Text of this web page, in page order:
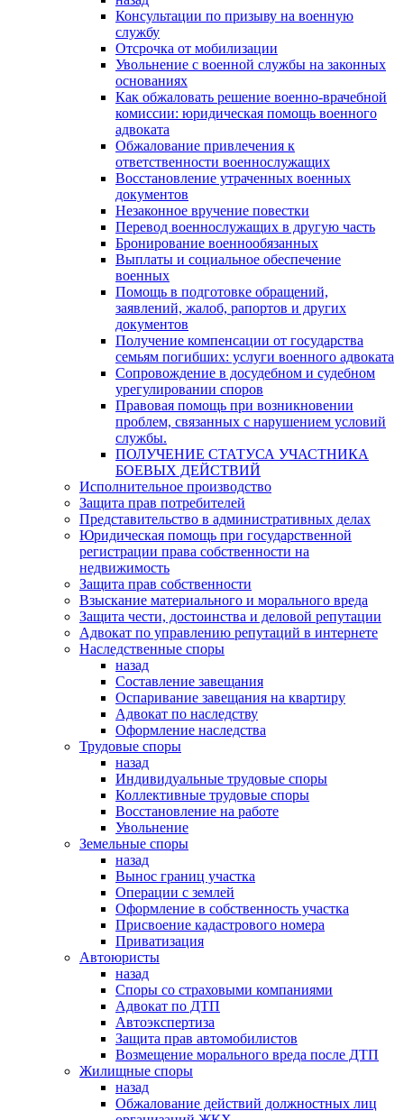
Консультации по призыву на военную
службу
Отсрочка от мобилизации
Увольнение с военной службы на законных
основаниях
Как обжаловать решение военно-врачебной
комиссии: юридическая помощь военного
адвоката
Обжалование привлечения к
ответственности военнослужащих
Восстановление утраченных военных
документов
Незаконное вручение повестки
Перевод военнослужащих в другую часть
Бронирование военнообязанных
Выплаты и социальное обеспечение
военных
Помощь в подготовке обращений,
заявлений, жалоб, рапортов и других
документов
Получение компенсации от государства
семьям погибших: услуги военного адвоката
Сопровождение в досудебном и судебном
урегулировании споров
Правовая помощь при возникновении
проблем, связанных с нарушением условий
службы.
ПОЛУЧЕНИЕ СТАТУСА УЧАСТНИКА
БОЕВЫХ ДЕЙСТВИЙ
Исполнительное производство
Защита прав потребителей
Представительство в административных делах
Юридическая помощь при государственной
регистрации права собственности на
недвижимость
Защита прав собственности
Взыскание материального и морального вреда
Защита чести, достоинства и деловой репутации
Адвокат по управлению репутаций в интернете
Наследственные споры
назад
Составление завещания
Оспаривание завещания на квартиру
Адвокат по наследству
Оформление наследства
Трудовые споры
назад
Индивидуальные трудовые споры
Коллективные трудовые споры
Восстановление на работе
Увольнение
Земельные споры
назад
Вынос границ участка
Операции с землей
Оформление в собственность участка
Присвоение кадастрового номера
Приватизация
Автоюристы
назад
Споры со страховыми компаниями
Адвокат по ДТП
Автоэкспертиза
Защита прав автомобилистов
Возмещение морального вреда после ДТП
Жилищные споры
назад
Обжалование действий должностных лиц